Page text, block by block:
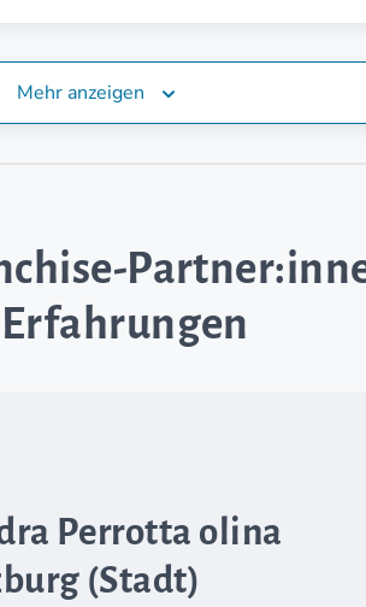
Mehr anzeigen
Perrotta olina
(Stadt)